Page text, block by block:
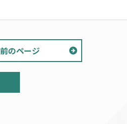
前のページ